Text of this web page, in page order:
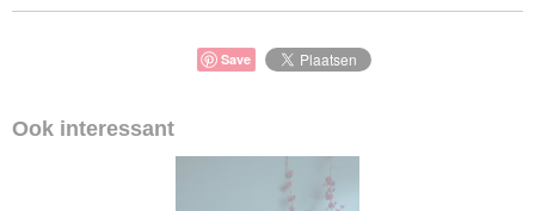
Save
Ook interessant